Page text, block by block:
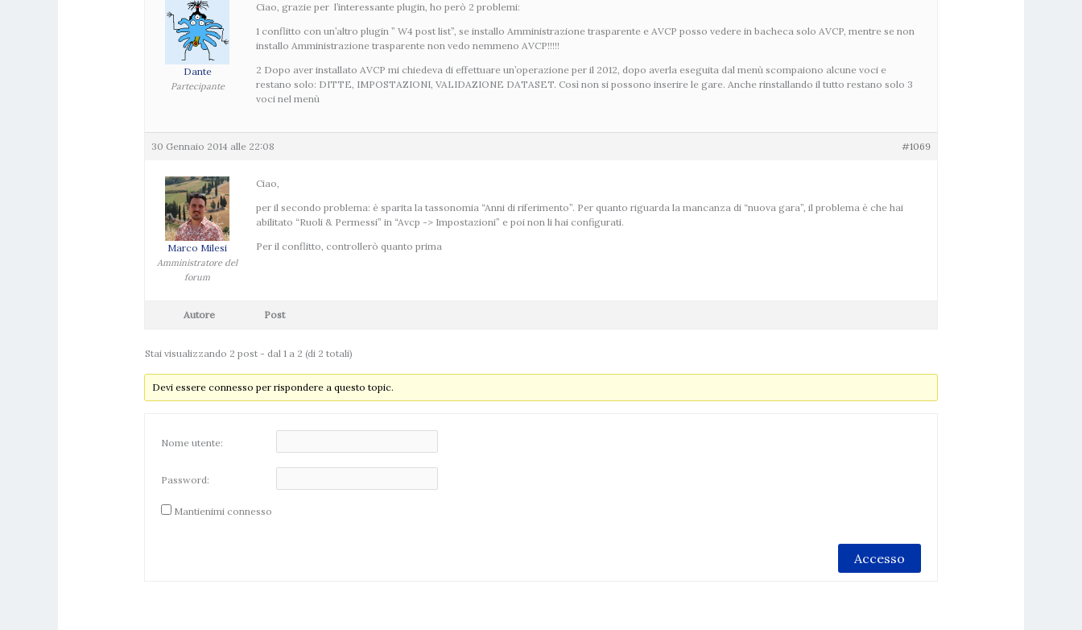
Dante
Partecipante
Ciao, grazie per l’interessante plugin, ho però 2 problemi:
1 conflitto con un’altro plugin ” W4 post list”, se installo Amministrazione trasparente e AVCP posso vedere in bacheca solo AVCP, mentre se non
installo Amministrazione trasparente non vedo nemmeno AVCP!!!!!
2 Dopo aver installato AVCP mi chiedeva di effettuare un’operazione per il 2012, dopo averla eseguita dal menù scompaiono alcune voci e
restano solo: DITTE, IMPOSTAZIONI, VALIDAZIONE DATASET. Così non si possono inserire le gare. Anche rinstallando il tutto restano solo 3
voci nel menù
30 Gennaio 2014 alle 22:08 #1069
Marco Milesi
Amministratore del
forum
Ciao,
per il secondo problema: è sparita la tassonomia “Anni di riferimento”. Per quanto riguarda la mancanza di “nuova gara”, il problema è che hai
abilitato “Ruoli & Permessi” in “Avcp -> Impostazioni” e poi non li hai configurati.
Per il conflitto, controllerò quanto prima
Autore Post
Stai visualizzando 2 post - dal 1 a 2 (di 2 totali)
Devi essere connesso per rispondere a questo topic.
Nome utente:
Password:
Mantienimi connesso
Accesso